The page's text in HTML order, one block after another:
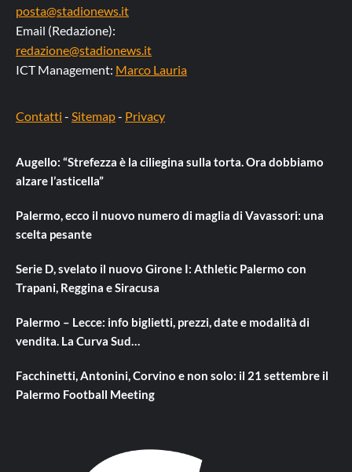
posta@stadionews.it
Email (Redazione):
redazione@stadionews.it
ICT Management: Marco Lauria
Contatti - Sitemap- Privacy
Augello: “Strefezza è la ciliegina sulla torta. Ora dobbiamo
alzare l’asticella”
Palermo, ecco il nuovo numero di maglia di Vavassori: una
scelta pesante
Serie D, svelato il nuovo Girone I: Athletic Palermo con
Trapani, Reggina e Siracusa
Palermo – Lecce: info biglietti, prezzi, date e modalità di
vendita. La Curva Sud…
Facchinetti, Antonini, Corvino e non solo: il 21 settembre il
Palermo Football Meeting